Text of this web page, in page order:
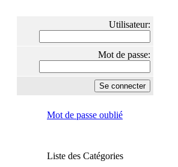
Utilisateur:
Mot de passe:
Mot de passe oublié
Liste des Catégories